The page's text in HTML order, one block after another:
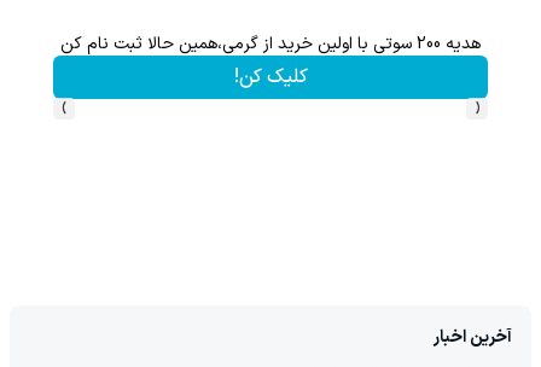
هدیه 200 سوتی با اولین خرید از گرمی،همین حالا ثبت نام کن
کلیک کن!
‹
›
آخرین اخبار